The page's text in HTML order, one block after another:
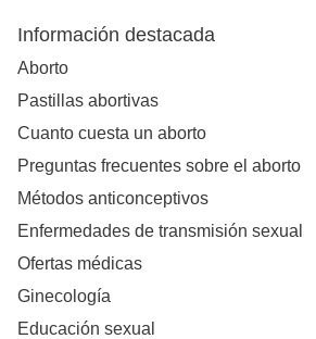
Información destacada
Aborto
Pastillas abortivas
Cuanto cuesta un aborto
Preguntas frecuentes sobre el aborto
Métodos anticonceptivos
Enfermedades de transmisión sexual
Ofertas médicas
Ginecología
Educación sexual